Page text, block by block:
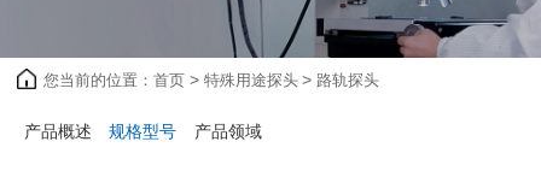
您当前的位置：首页 > 特殊用途探头 > 路轨探头
产品概述 规格型号 产品领域